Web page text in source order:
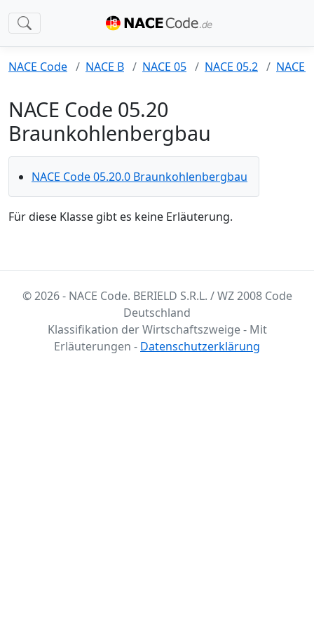
NACE Code NACE B NACE 05 NACE 05.2 NACE
NACE Code 05.20
Braunkohlenbergbau
NACE Code 05.20.0 Braunkohlenbergbau
Für diese Klasse gibt es keine Erläuterung.
© 2026 - NACE Code. BERIELD S.R.L. / WZ 2008 Code
Deutschland
Klassifikation der Wirtschaftszweige - Mit
Erläuterungen - Datenschutzerklärung